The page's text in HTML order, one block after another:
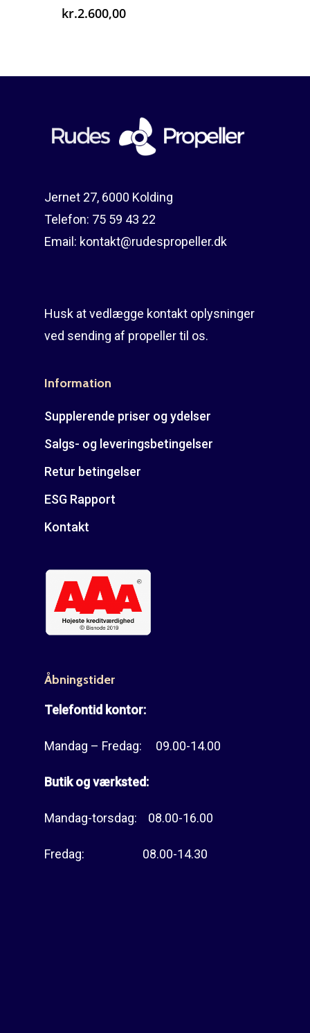
kr.2.600,00
Jernet 27, 6000 Kolding
Telefon: 75 59 43 22
Email: kontakt@rudespropeller.dk
Husk at vedlægge kontakt oplysninger
ved sending af propeller til os.
Information
Supplerende priser og ydelser
Salgs- og leveringsbetingelser
Retur betingelser
ESG Rapport
Kontakt
Åbningstider
Telefontid kontor:
Mandag – Fredag: 09.00-14.00
Butik og værksted:
Mandag-torsdag: 08.00-16.00
Fredag: 08.00-14.30
Om reparation
Guides
Montering af propel
Er min propel højre
Kontakt
Rudes Propeller